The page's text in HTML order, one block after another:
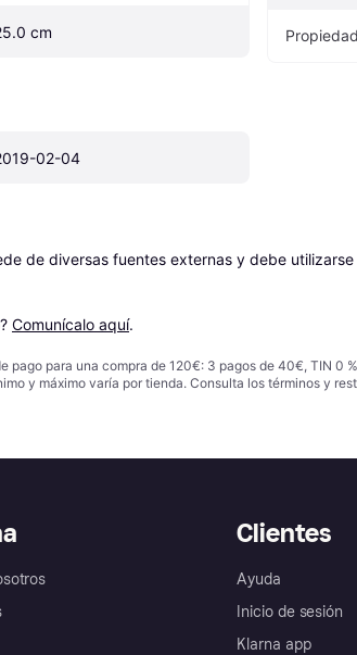
cm
02-04
de diversas fuentes externas y debe utilizarse
Comunícalo aquí.
pago para una compra de 120€: 3 pagos de 40€, TIN
y máximo varía por tienda. Consulta los términos y
Clientes
Ayuda
Inicio de sesión
Klarna app